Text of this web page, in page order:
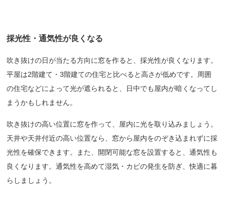
採光性・通気性が良くなる
吹き抜けの日が当たる方向に窓を作ると、採光性が良くなります。
平屋は2階建て・3階建ての住宅と比べると高さが低めです。周囲
の住宅などによって光が遮られると、日中でも屋内が暗くなってし
まうかもしれません。
吹き抜けの高い位置に窓を作って、屋内に光を取り込みましょう。
天井や天井付近の高い位置なら、窓から屋内をのぞき込まれずに採
光性を確保できます。また、開閉可能な窓を設置すると、通気性も
良くなります。通気性を高めて湿気・カビの発生を防ぎ、快適に暮
らしましょう。